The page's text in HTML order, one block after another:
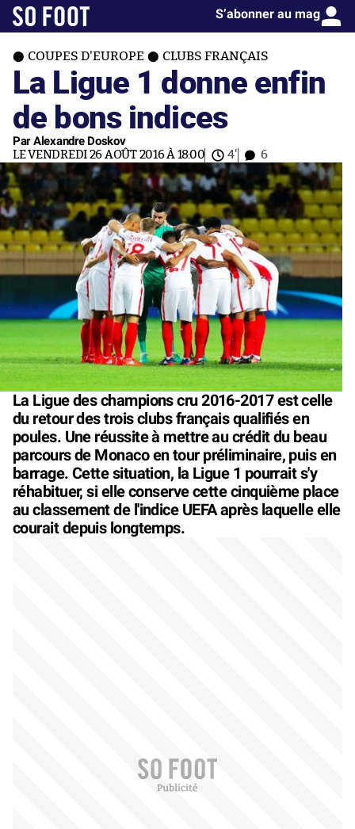
S’abonner au mag
COUPES D'EUROPE CLUBS FRANÇAIS
La Ligue 1 donne enfin
de bons indices
Par Alexandre Doskov
LE VENDREDI 26 AOÛT 2016 À 18:00 4' 6
La Ligue des champions cru 2016-2017 est celle
du retour des trois clubs français qualifiés en
poules. Une réussite à mettre au crédit du beau
parcours de Monaco en tour préliminaire, puis en
barrage. Cette situation, la Ligue 1 pourrait s'y
réhabituer, si elle conserve cette cinquième place
au classement de l'indice UEFA après laquelle elle
courait depuis longtemps.